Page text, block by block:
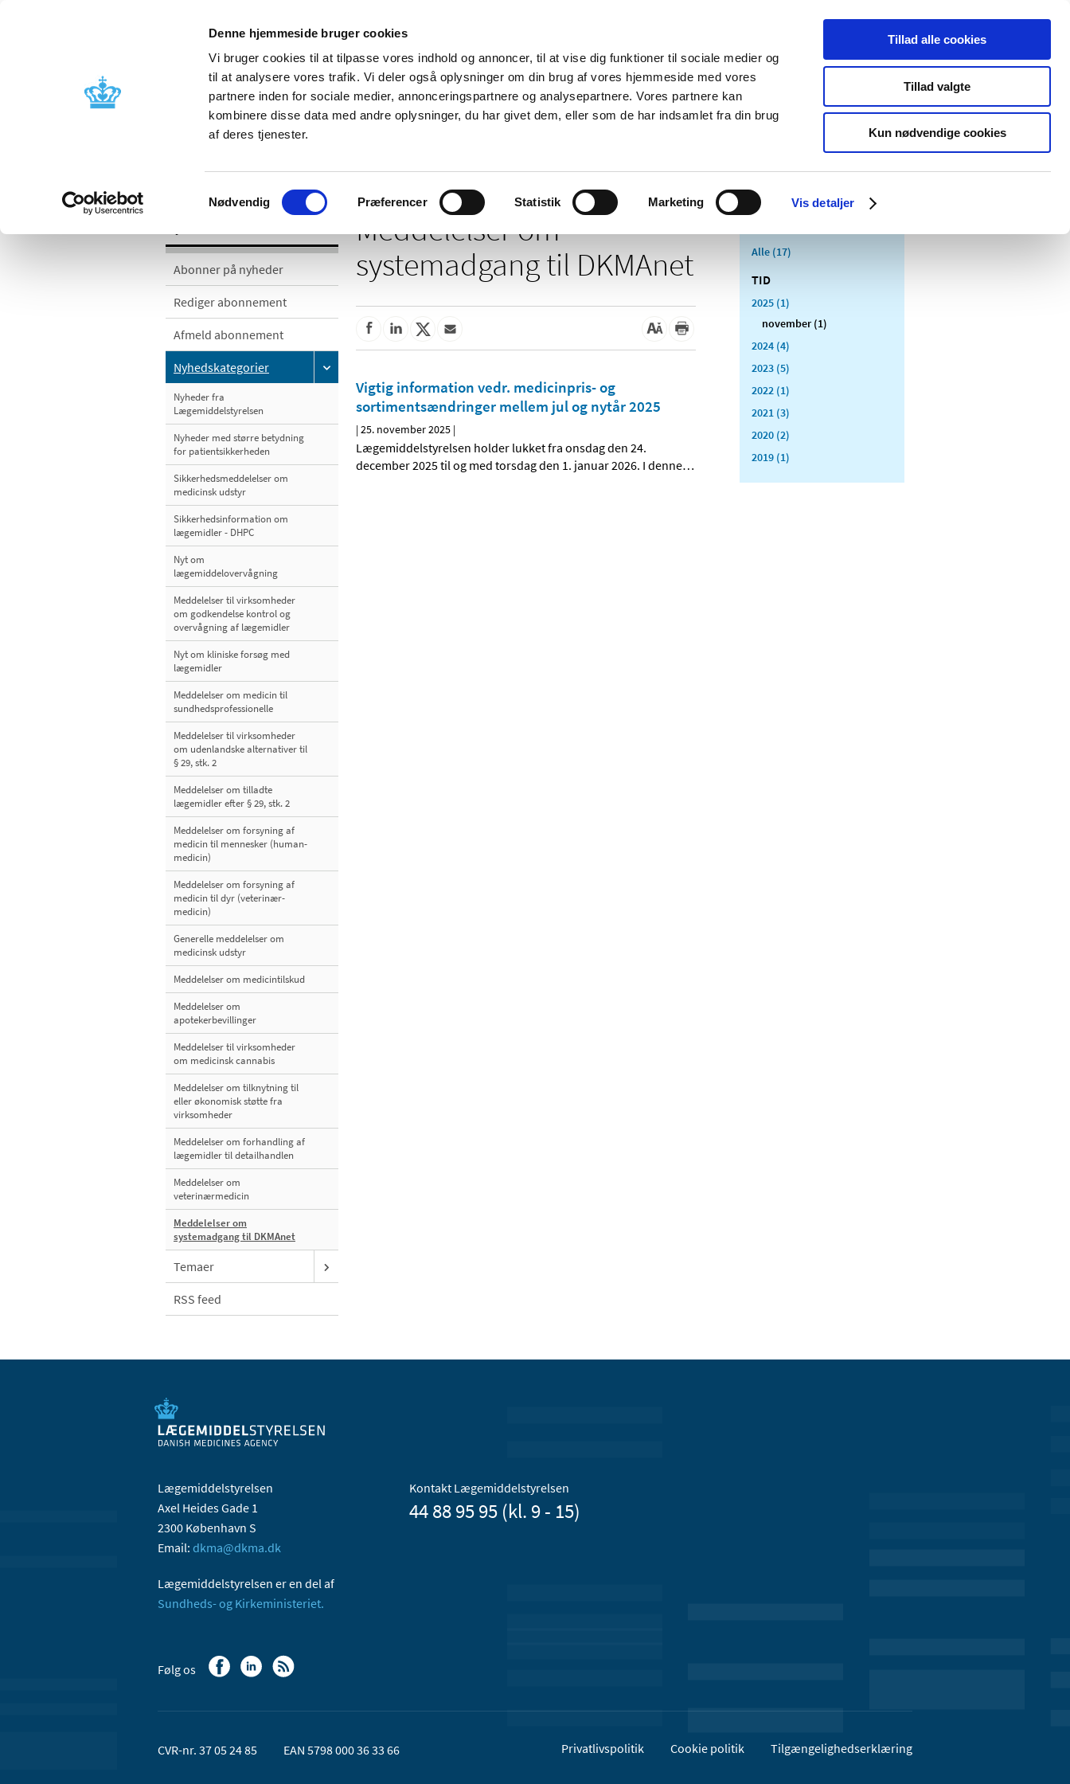
Denne hjemmeside bruger cookies
Vi bruger cookies til at tilpasse vores indhold og annoncer, til at vise dig funktioner til sociale medier og
til at analysere vores trafik. Vi deler også oplysninger om din brug af vores hjemmeside med vores
partnere inden for sociale medier, annonceringspartnere og analysepartnere. Vores partnere kan
kombinere disse data med andre oplysninger, du har givet dem, eller som de har indsamlet fra din brug
af deres tjenester.
Samtykkevalg
Nødvendig Præferencer Statistik Marketing Vis detaljer
Tillad alle cookies
Tillad valgte
Kun nødvendige cookies
Nyheder Om os Kontakt Udgivelser
Godkendelse og
Bivirkninger og
produktinformation
Tilskud og
Apoteker og salg af
Medicinsk
Særlige
produktområder
Abonner på nyheder
Rediger abonnement
Afmeld abonnement
Nyhedskategorier
Nyheder fra
Lægemiddelstyrelsen
Nyheder med større betydning
for patientsikkerheden
Sikkerhedsmeddelelser om
medicinsk udstyr
Sikkerhedsinformation om
lægemidler - DHPC
Nyt om
lægemiddelovervågning
Meddelelser til virksomheder
om godkendelse kontrol og
overvågning af lægemidler
Nyt om kliniske forsøg med
lægemidler
Meddelelser om medicin til
sundhedsprofessionelle
Meddelelser til virksomheder
om udenlandske alternativer til
§ 29, stk. 2
Meddelelser om tilladte
lægemidler efter § 29, stk. 2
Meddelelser om forsyning af
medicin til mennesker (human-
medicin)
Meddelelser om forsyning af
medicin til dyr (veterinær-
medicin)
Generelle meddelelser om
medicinsk udstyr
Meddelelser om medicintilskud
Meddelelser om
apotekerbevillinger
Meddelelser til virksomheder
om medicinsk cannabis
Meddelelser om tilknytning til
eller økonomisk støtte fra
virksomheder
Meddelelser om forhandling af
lægemidler til detailhandlen
Meddelelser om
veterinærmedicin
Meddelelser om
systemadgang til DKMAnet
Temaer
RSS feed
Meddelelser om
systemadgang til DKMAnet
Vigtig information vedr. medicinpris- og
sortimentsændringer mellem jul og nytår 2025
|25. november 2025 |
Lægemiddelstyrelsen holder lukket fra onsdag den 24.
december 2025 til og med torsdag den 1. januar 2026. I denne…
Alle (17)
TID
2025 (1)
november (1)
2024 (4)
2023 (5)
2022 (1)
2021 (3)
2020 (2)
2019 (1)
Lægemiddelstyrelsen
Axel Heides Gade 1
2300 København S
Email: dkma@dkma.dk
Lægemiddelstyrelsen er en del af
Sundheds- og Kirkeministeriet.
Kontakt Lægemiddelstyrelsen
44 88 95 95 (kl. 9 - 15)
Følg os
CVR-nr. 37 05 24 85 EAN 5798 000 36 33 66 Privatlivspolitik Cookie politik Tilgængelighedserklæring